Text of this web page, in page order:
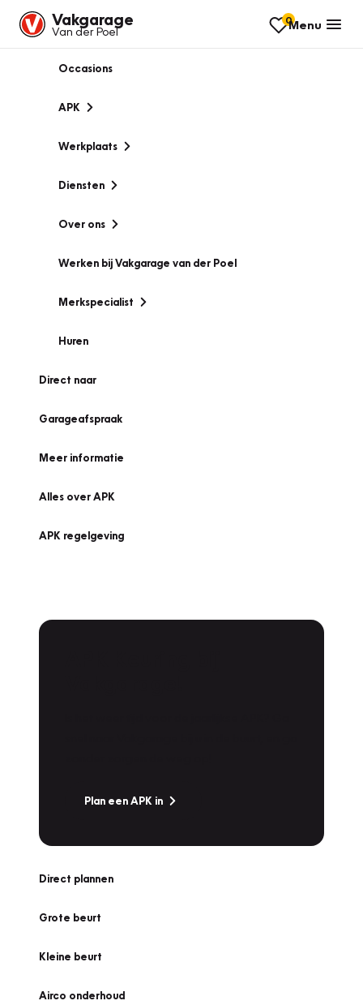
Vakgarage
Van der Poel
0Menu
Occasions
APK
Werkplaats
Diensten
Over ons
Werken bij Vakgarage van der Poel
Merkspecialist
Huren
Direct naar
Garageafspraak
Meer informatie
Alles over APK
APK regelgeving
Plan een APK in
Direct plannen
Grote beurt
Kleine beurt
Airco onderhoud